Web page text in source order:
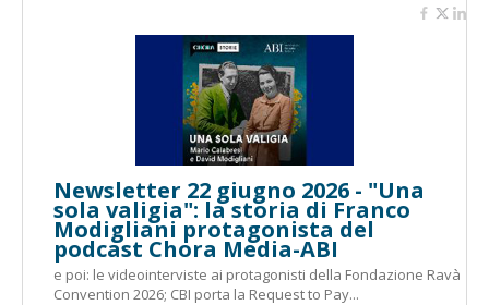
Newsletter 22 giugno 2026 - "Una
sola valigia": la storia di Franco
Modigliani protagonista del
podcast Chora Media-ABI
e poi: le videointerviste ai protagonisti della Fondazione Ravà
Convention 2026; CBI porta la Request to Pay...